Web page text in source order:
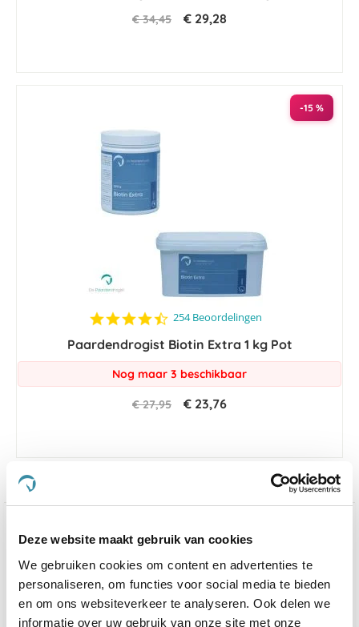
Deze website maakt gebruik van cookies
We gebruiken cookies om content en advertenties te
personaliseren, om functies voor social media te bieden
en om ons websiteverkeer te analyseren. Ook delen we
informatie over uw gebruik van onze site met onze
€ 34,45 € 29,28
-15 %
4.4
rating
254 Beoordelingen
Paardendrogist Biotin Extra 1 kg Pot
Nog maar 3 beschikbaar
€ 27,95 € 23,76
Welkom op de website van De Paardendrogist,
waar wij met trots een uitgebreid assortiment van
hoogwaardige producten presenteren, zowel van
Paardendrogistals vanDursy Dog, gericht op de
welzijn en gezondheid van uwpaarden ,hondenen
katten. Onze passie voor dierenwelzijn heeft ons